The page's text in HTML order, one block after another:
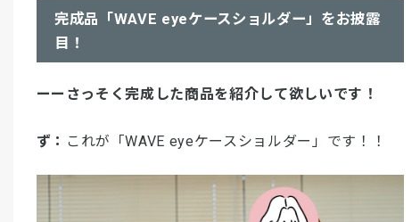
完成品「WAVE eyeケースショルダー」をお披露
目！
ーーさっそく完成した商品を紹介して欲しいです！
ず： これが「WAVE eyeケースショルダー」です！！